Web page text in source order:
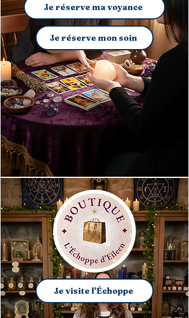
Je réserve ma voyance
Je réserve mon soin
Je visite l'Échoppe